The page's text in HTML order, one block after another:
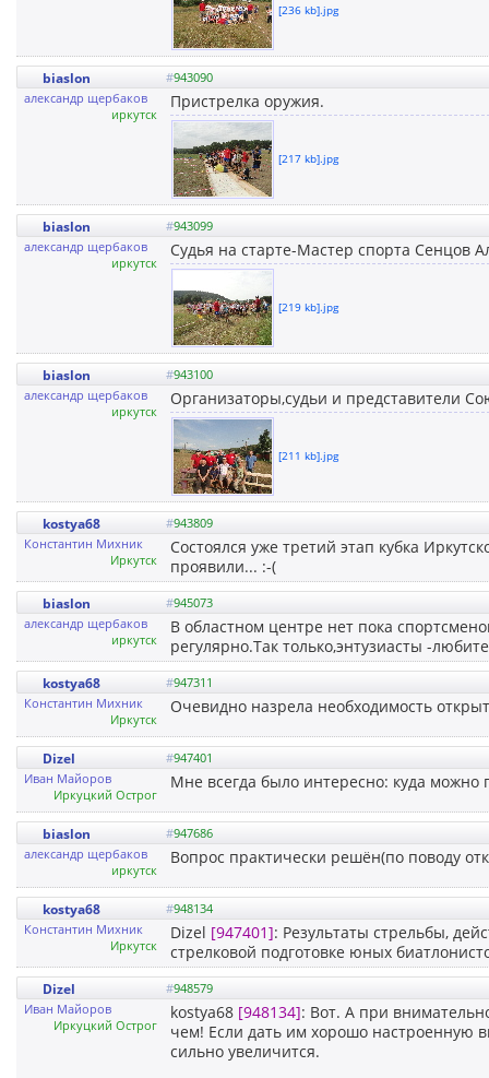
[236 kb].jpg
biaslon #943090
александр щербаков
иркутск
Пристрелка оружия.
[217 kb].jpg
biaslon #943099
александр щербаков
иркутск
Судья на старте-Мастер спорта Сенцов
[219 kb].jpg
biaslon #943100
александр щербаков
иркутск
Организаторы,судьи и представители
[211 kb].jpg
kostya68 #943809
Константин Михник
Иркутск
Состоялся уже третий этап кубка
проявили... :-(
biaslon #945073
александр щербаков
иркутск
В областном центре нет пока
регулярно.Так только,энтузиасты -
kostya68 #947311
Константин Михник
Иркутск
Очевидно назрела необходимость
Dizel #947401
Иван Майоров
Иркуцкий Острог
Мне всегда было интересно: куда можно
biaslon #947686
александр щербаков
иркутск
Вопрос практически решён(по поводу
kostya68 #948134
Константин Михник
Иркутск
Dizel [947401]: Результаты стрельбы,
стрелковой подготовке юных
Dizel #948579
Иван Майоров
Иркуцкий Острог
kostya68 [948134]: Вот. А при
чем! Если дать им хорошо настроенную
сильно увеличится.